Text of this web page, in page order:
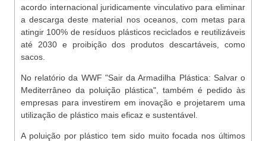
acordo internacional juridicamente vinculativo para eliminar
a descarga deste material nos oceanos, com metas para
atingir 100% de resíduos plásticos reciclados e reutilizáveis
até 2030 e proibição dos produtos descartáveis, como
sacos.
No relatório da WWF "Sair da Armadilha Plástica: Salvar o
Mediterrâneo da poluição plástica", também é pedido às
empresas para investirem em inovação e projetarem uma
utilização de plástico mais eficaz e sustentável.
A poluição por plástico tem sido muito focada nos últimos